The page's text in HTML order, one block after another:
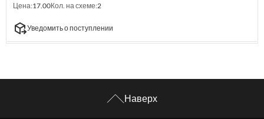
Цена:17.00Кол. на схеме:2
Уведомить о поступлении
Наверх